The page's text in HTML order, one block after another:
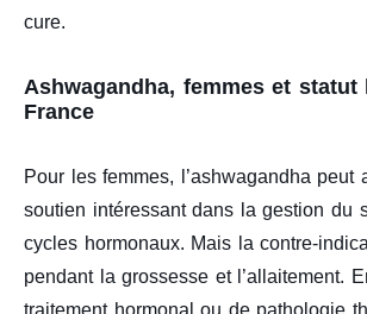
cure.
Ashwagandha, femmes et statut
France
Pour les femmes, l’ashwagandha peut
soutien intéressant dans la gestion du
cycles hormonaux. Mais la contre-
pendant la grossesse et l’allaitement.
traitement hormonal ou de pathologie